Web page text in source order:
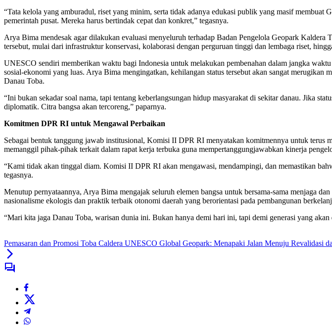
“Tata kelola yang amburadul, riset yang minim, serta tidak adanya edukasi publik yang masif membuat
pemerintah pusat. Mereka harus bertindak cepat dan konkret,” tegasnya.
Arya Bima mendesak agar dilakukan evaluasi menyeluruh terhadap Badan Pengelola Geopark
tersebut, mulai dari infrastruktur konservasi, kolaborasi dengan perguruan tinggi dan lembaga riset,
UNESCO sendiri memberikan waktu bagi Indonesia untuk melakukan pembenahan dalam jangka
sosial-ekonomi yang luas. Arya Bima mengingatkan, kehilangan status tersebut akan sangat
Danau Toba.
“Ini bukan sekadar soal nama, tapi tentang keberlangsungan hidup masyarakat di sekitar danau. Jika
diplomatik. Citra bangsa akan tercoreng,” paparnya.
Komitmen DPR RI untuk Mengawal Perbaikan
Sebagai bentuk tanggung jawab institusional, Komisi II DPR RI menyatakan komitmennya untuk terus
memanggil pihak-pihak terkait dalam rapat kerja terbuka guna mempertanggungjawabkan kinerja
“Kami tidak akan tinggal diam. Komisi II DPR RI akan mengawasi, mendampingi, dan memastikan
tegasnya.
Menutup pernyataannya, Arya Bima mengajak seluruh elemen bangsa untuk bersama-sama menjaga
nasionalisme ekologis dan praktik terbaik otonomi daerah yang berorientasi pada pembangunan
“Mari kita jaga Danau Toba, warisan dunia ini. Bukan hanya demi hari ini, tapi demi generasi yang
Pemasaran dan Promosi Toba Caldera UNESCO Global Geopark: Menapaki Jalan Menuju Revalidasi